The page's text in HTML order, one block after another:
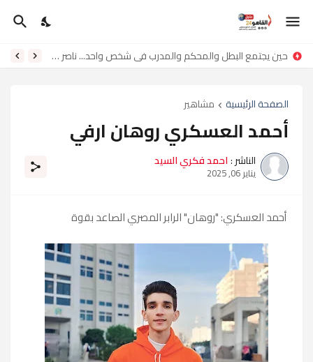
حين يجتمع البطل والمحكم والمدرب في شخص واحد... ناصر لامي ناصر
الصفحة الرئيسية مشاهير
أحمد العسكري روهان ارفي
الناشر :احمد فكري السيد
يناير 06, 2025
أحمد العسكري: "روهان" الرابر المصري الصاعد بقوة